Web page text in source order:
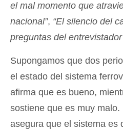
el mal momento que
nacional”, “El silencio del
preguntas del
Supongamos que dos
el estado del sistema
afirma que es bueno,
sostiene que es muy
asegura que el sistema es